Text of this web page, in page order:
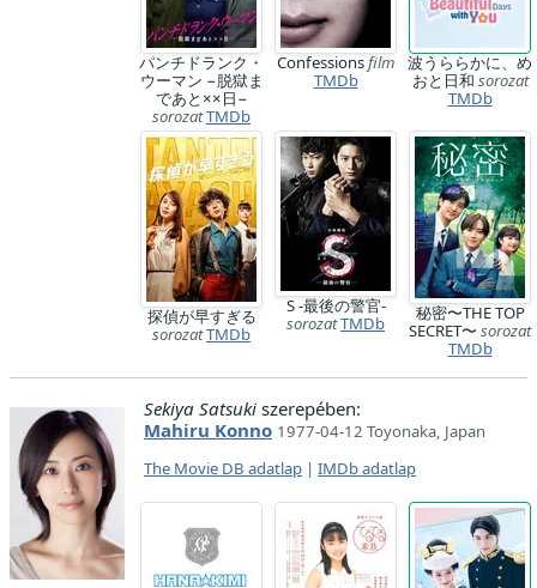
パンチドランク・
ウーマン −脱獄ま
であと××日−
sorozatTMDb
Confessionsfilm
TMDb
波うららかに、め
おと日和 sorozat
TMDb
探偵が早すぎる
sorozatTMDb
S -最後の警官-
sorozatTMDb
秘密〜THE TOP
SECRET〜 sorozat
TMDb
Sekiya Satsuki szerepében:
Mahiru Konno 1977-04-12 Toyonaka, Japan
The Movie DB adatlap | IMDb adatlap